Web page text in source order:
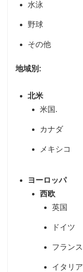
水泳
野球
その他
地域別:
北米
米国.
カナダ
メキシコ
ヨーロッパ
西欧
英国
ドイツ
フランス
イタリア